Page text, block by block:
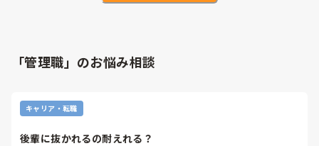
「管理職」のお悩み相談
キャリア・転職
後輩に抜かれるの耐えれる？